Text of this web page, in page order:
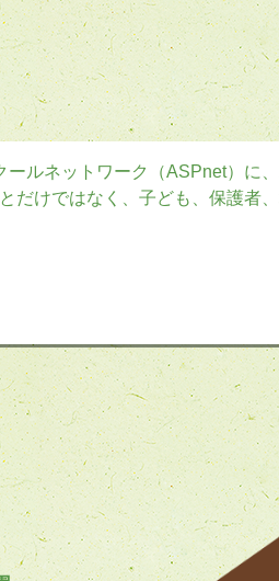
ルネットワーク（ASPnet）に
だけではなく、子ども、保護者